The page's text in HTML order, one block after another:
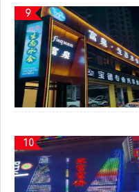
9
10